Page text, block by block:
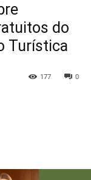
do
Turística
0
177